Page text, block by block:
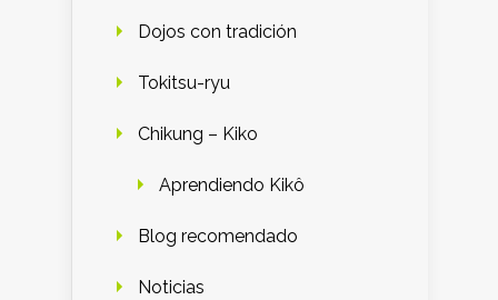
Dojos con tradición
Tokitsu-ryu
Chikung – Kiko
Aprendiendo Kikô
Blog recomendado
Noticias